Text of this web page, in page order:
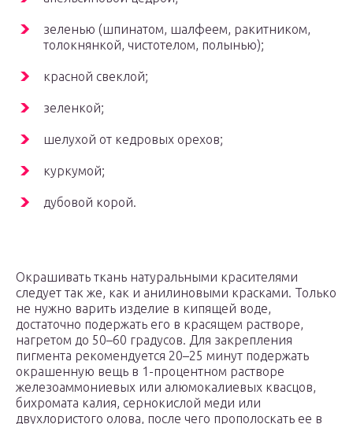
зеленью (шпинатом, шалфеем, ракитником,
толокнянкой, чистотелом, полынью);
красной свеклой;
зеленкой;
шелухой от кедровых орехов;
куркумой;
дубовой корой.
Окрашивать ткань натуральными красителями
следует так же, как и анилиновыми красками. Только
не нужно варить изделие в кипящей воде,
достаточно подержать его в красящем растворе,
нагретом до 50–60 градусов. Для закрепления
пигмента рекомендуется 20–25 минут подержать
окрашенную вещь в 1-процентном растворе
железоаммониевых или алюмокалиевых квасцов,
бихромата калия, сернокислой меди или
двухлористого олова, после чего прополоскать ее в